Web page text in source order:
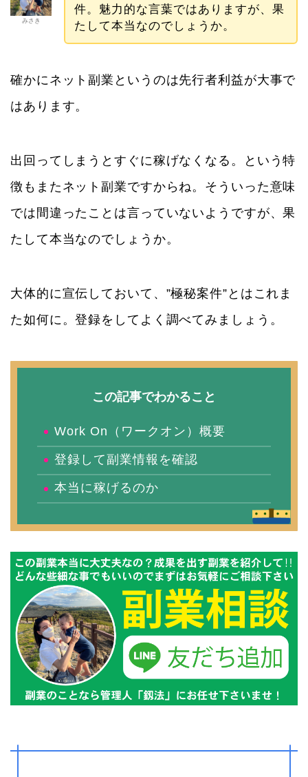
みさき
件。魅力的な言葉ではありますが、果
たして本当なのでしょうか。
確かにネット副業というのは先行者利益が大事で
はあります。
出回ってしまうとすぐに稼げなくなる。という特
徴もまたネット副業ですからね。そういった意味
では間違ったことは言っていないようですが、果
たして本当なのでしょうか。
大体的に宣伝しておいて、”極秘案件”とはこれま
た如何に。登録をしてよく調べてみましょう。
この記事でわかること
Work On（ワークオン）概要
登録して副業情報を確認
本当に稼げるのか